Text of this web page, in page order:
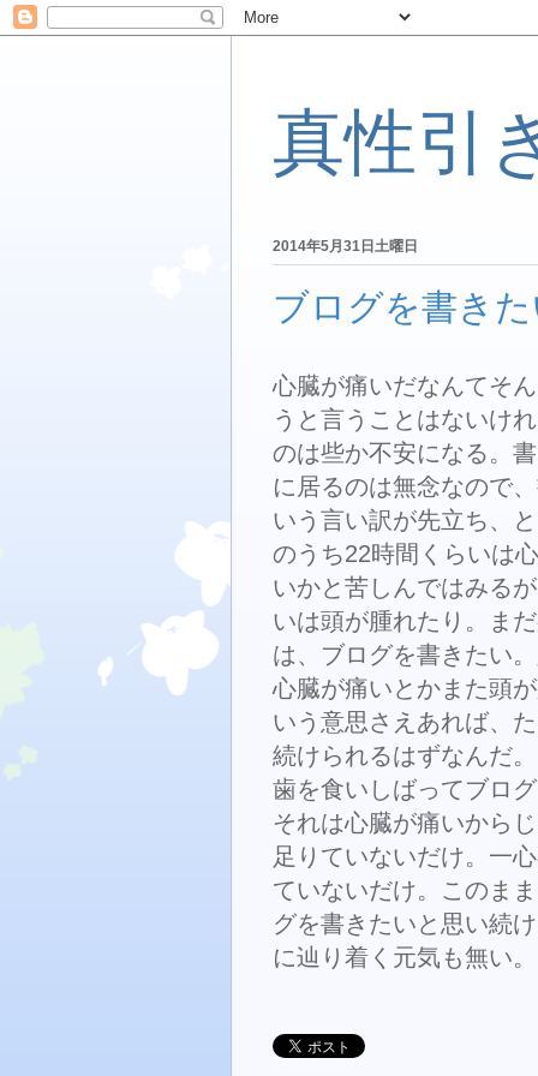
真性引
2014年5月31日土曜日
ブログを書き
心臓が痛いだなんてそ
うと言うことはないけ
のは些か不安になる。
に居るのは無念なので
いう言い訳が先立ち、
のうち22時間くらいは
いかと苦しんではみる
いは頭が腫れたり。ま
は、ブログを書きたい
心臓が痛いとかまた頭
いう意思さえあれば、
続けられるはずなんだ
歯を食いしばってブロ
それは心臓が痛いから
足りていないだけ。一
ていないだけ。このま
グを書きたいと思い続
に辿り着く元気も無い。